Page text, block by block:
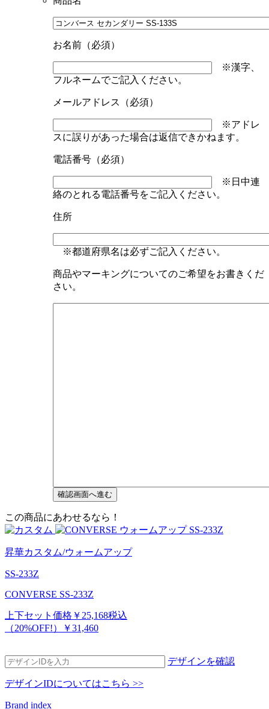
お名前（必須）
※漢字、
フルネームでご記入ください。
メールアドレス（必須）
※アドレ
スに誤りがあった場合は返信できかねます。
電話番号（必須）
※日中連
絡のとれる電話番号をご記入ください。
住所
※都道府県名は必ずご記入ください。
商品やマーキングについてのご希望をお書きくだ
さい。
この商品にあわせるなら！
昇華カスタム/ウォームアップ
SS-233Z
CONVERSE SS-233Z
上下セット価格 ￥25,168税込
（20%OFF!）
￥31,460
デザインを確認
デザインIDについてはこちら >>
Brand index